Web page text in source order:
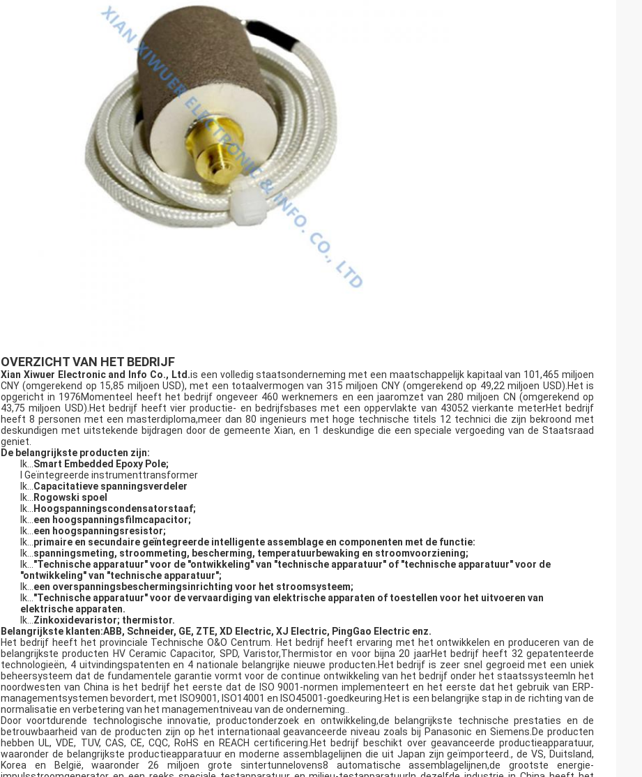
OVERZICHT VAN HET BEDRIJF
Xian Xiwuer Electronic and Info Co., Ltd.is een volledig staatsonderneming met een maatschappelijk kapitaal van 101,465 miljoen
CNY (omgerekend op 15,85 miljoen USD), met een totaalvermogen van 315 miljoen CNY (omgerekend op 49,22 miljoen USD).Het is
opgericht in 1976Momenteel heeft het bedrijf ongeveer 460 werknemers en een jaaromzet van 280 miljoen CN (omgerekend op
43,75 miljoen USD).Het bedrijf heeft vier productie- en bedrijfsbases met een oppervlakte van 43052 vierkante meterHet bedrijf
heeft 8 personen met een masterdiploma,meer dan 80 ingenieurs met hoge technische titels 12 technici die zijn bekroond met
deskundigen met uitstekende bijdragen door de gemeente Xian, en 1 deskundige die een speciale vergoeding van de Staatsraad
geniet.
De belangrijkste producten zijn:
Ik... Smart Embedded Epoxy Pole;
l Geïntegreerde instrumenttransformer
Ik... Capacitatieve spanningsverdeler
Ik...
Rogowski spoel
Ik...
Hoogspanningscondensatorstaaf;
Ik... een hoogspanningsfilmcapacitor;
Ik... een hoogspanningsresistor;
Ik... primaire en secundaire geïntegreerde intelligente assemblage en componenten met de functie:
Ik... spanningsmeting, stroommeting, bescherming, temperatuurbewaking en stroomvoorziening;
Ik... "Technische apparatuur" voor de "ontwikkeling" van "technische apparatuur" of "technische apparatuur" voor de
"ontwikkeling" van "technische apparatuur";
Ik... een overspanningsbeschermingsinrichting voor het stroomsysteem;
Ik... "Technische apparatuur" voor de vervaardiging van elektrische apparaten of toestellen voor het uitvoeren van
elektrische apparaten.
Ik... Zinkoxidevaristor; thermistor.
Belangrijkste klanten:ABB, Schneider, GE, ZTE, XD Electric, XJ Electric, PingGao Electric enz.
Het bedrijf heeft het provinciale Technische O&O Centrum. Het bedrijf heeft ervaring met het ontwikkelen en produceren van de
belangrijkste producten HV Ceramic Capacitor, SPD, Varistor,Thermistor en voor bijna 20 jaarHet bedrijf heeft 32 gepatenteerde
technologieën, 4 uitvindingspatenten en 4 nationale belangrijke nieuwe producten.Het bedrijf is zeer snel gegroeid met een uniek
beheersysteem dat de fundamentele garantie vormt voor de continue ontwikkeling van het bedrijf onder het staatssysteemIn het
noordwesten van China is het bedrijf het eerste dat de ISO 9001-normen implementeert en het eerste dat het gebruik van ERP-
managementsystemen bevordert, met ISO9001, ISO14001 en ISO45001-goedkeuring.Het is een belangrijke stap in de richting van de
normalisatie en verbetering van het managementniveau van de onderneming..
Door voortdurende technologische innovatie, productonderzoek en ontwikkeling,de belangrijkste technische prestaties en de
betrouwbaarheid van de producten zijn op het internationaal geavanceerde niveau zoals bij Panasonic en Siemens.De producten
hebben UL, VDE, TUV, CAS, CE, CQC, RoHS en REACH certificering.Het bedrijf beschikt over geavanceerde productieapparatuur,
waaronder de belangrijkste productieapparatuur en moderne assemblagelijnen die uit Japan zijn geïmporteerd., de VS, Duitsland,
Korea en België, waaronder 26 miljoen grote sintertunnelovens8 automatische assemblagelijnen,de grootste energie-